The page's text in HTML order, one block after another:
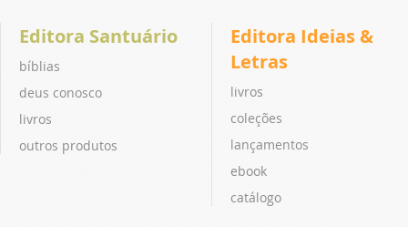
Editora Santuário
bíblias
deus conosco
livros
outros produtos
Editora Ideias &
Letras
livros
coleções
lançamentos
ebook
catálogo